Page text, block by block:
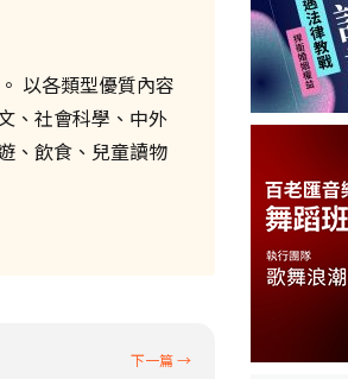
以各類型優質內容
、社會科學、中外
、飲食、兒童讀物